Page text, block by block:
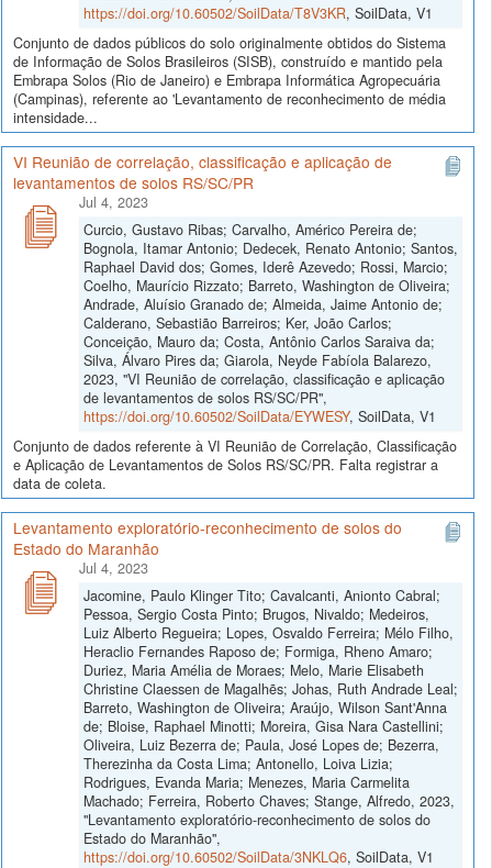
https://doi.org/10.60502/SoilData/T8V3KR, SoilData, V1
Conjunto de dados públicos do solo originalmente obtidos do Sistema
de Informação de Solos Brasileiros (SISB), construído e mantido pela
Embrapa Solos (Rio de Janeiro) e Embrapa Informática Agropecuária
(Campinas), referente ao 'Levantamento de reconhecimento de média
intensidade...
VI Reunião de correlação, classificação e aplicação de
levantamentos de solos RS/SC/PR
Jul 4, 2023
Curcio, Gustavo Ribas; Carvalho, Américo Pereira de;
Bognola, Itamar Antonio; Dedecek, Renato Antonio; Santos,
Raphael David dos; Gomes, Iderê Azevedo; Rossi, Marcio;
Coelho, Maurício Rizzato; Barreto, Washington de Oliveira;
Andrade, Aluísio Granado de; Almeida, Jaime Antonio de;
Calderano, Sebastião Barreiros; Ker, João Carlos;
Conceição, Mauro da; Costa, Antônio Carlos Saraiva da;
Silva, Álvaro Pires da; Giarola, Neyde Fabíola Balarezo,
2023, "VI Reunião de correlação, classificação e aplicação
de levantamentos de solos RS/SC/PR",
https://doi.org/10.60502/SoilData/EYWESY, SoilData, V1
Conjunto de dados referente à VI Reunião de Correlação, Classificação
e Aplicação de Levantamentos de Solos RS/SC/PR. Falta registrar a
data de coleta.
Levantamento exploratório-reconhecimento de solos do
Estado do Maranhão
Jul 4, 2023
Jacomine, Paulo Klinger Tito; Cavalcanti, Anionto Cabral;
Pessoa, Sergio Costa Pinto; Brugos, Nivaldo; Medeiros,
Luiz Alberto Regueira; Lopes, Osvaldo Ferreira; Mélo Filho,
Heraclio Fernandes Raposo de; Formiga, Rheno Amaro;
Duriez, Maria Amélia de Moraes; Melo, Marie Elisabeth
Christine Claessen de Magalhẽs; Johas, Ruth Andrade Leal;
Barreto, Washington de Oliveira; Araújo, Wilson Sant'Anna
de; Bloise, Raphael Minotti; Moreira, Gisa Nara Castellini;
Oliveira, Luiz Bezerra de; Paula, José Lopes de; Bezerra,
Therezinha da Costa Lima; Antonello, Loiva Lizia;
Rodrigues, Evanda Maria; Menezes, Maria Carmelita
Machado; Ferreira, Roberto Chaves; Stange, Alfredo, 2023,
"Levantamento exploratório-reconhecimento de solos do
Estado do Maranhão",
https://doi.org/10.60502/SoilData/3NKLQ6, SoilData, V1